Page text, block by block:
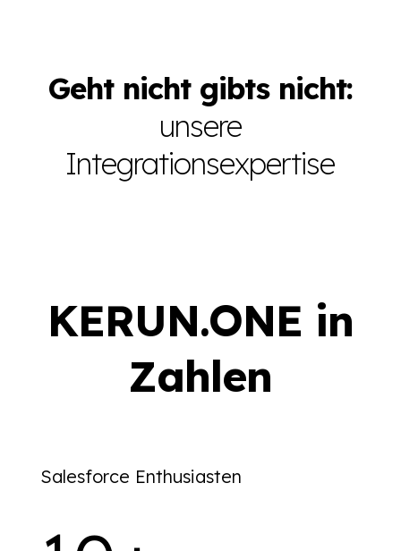
Geht nicht gibts nicht:
unsere
Integrationsexpertise
KERUN.ONE in
Zahlen
Salesforce Enthusiasten